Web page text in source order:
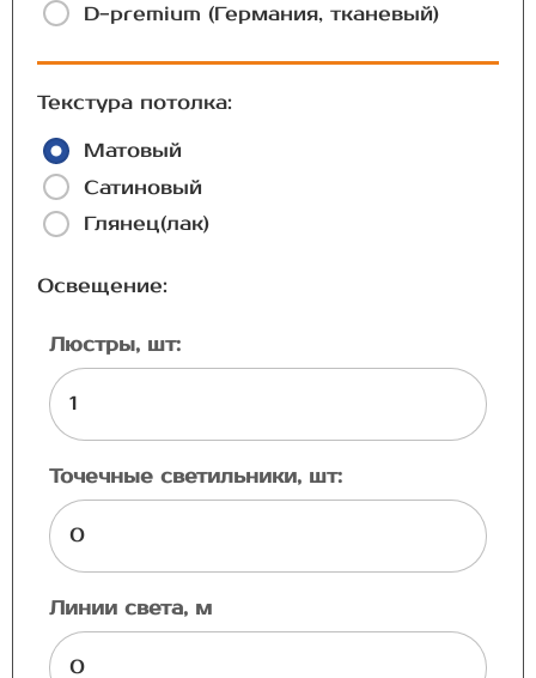
D-premium (Германия, тканевый)
Текстура потолка:
Матовый
Сатиновый
Глянец(лак)
Освещение:
Люстры, шт:
Точечные светильники, шт:
Линии света, м